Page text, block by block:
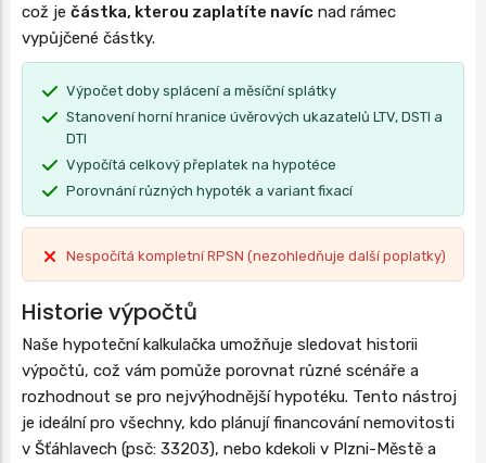
což je částka, kterou zaplatíte navíc nad rámec
vypůjčené částky.
Výpočet doby splácení a měsíční splátky
Stanovení horní hranice úvěrových ukazatelů LTV, DSTI a
DTI
Vypočítá celkový přeplatek na hypotéce
Porovnání různých hypoték a variant fixací
Nespočítá kompletní RPSN (nezohledňuje další poplatky)
Historie výpočtů
Naše hypoteční kalkulačka umožňuje sledovat historii
výpočtů, což vám pomůže porovnat různé scénáře a
rozhodnout se pro nejvýhodnější hypotéku. Tento nástroj
je ideální pro všechny, kdo plánují financování nemovitosti
v Šťáhlavech (psč: 33203), nebo kdekoli v Plzni-Městě a